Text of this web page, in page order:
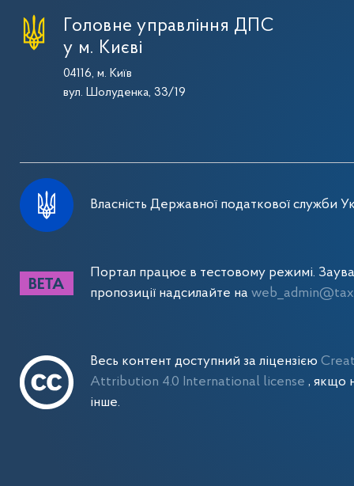
Головне управління ДПС
у м. Києві
04116, м. Київ
вул. Шолуденка, 33/19
Власність Державної податкової служби
Портал працює в тестовому режимі.
пропозиції надсилайте на
Весь контент доступний за ліцензією
Attribution 4.0 International license, якщо
інше.